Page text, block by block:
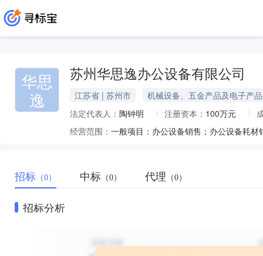
华思
逸
苏州华思逸办公设备有限公司
江苏省 | 苏州市
机械设备、五金产品及电子产
法定代表人： 陶钟明 注册资本： 100万元
经营范围：
招标 （0） 中标 （0） 代理 （0）
招标分析